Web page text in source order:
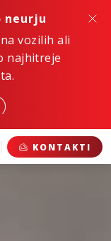
neurju
vozilih ali
najhitreje
KONTAKTI